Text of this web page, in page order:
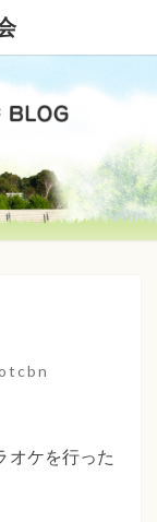
オケを行った